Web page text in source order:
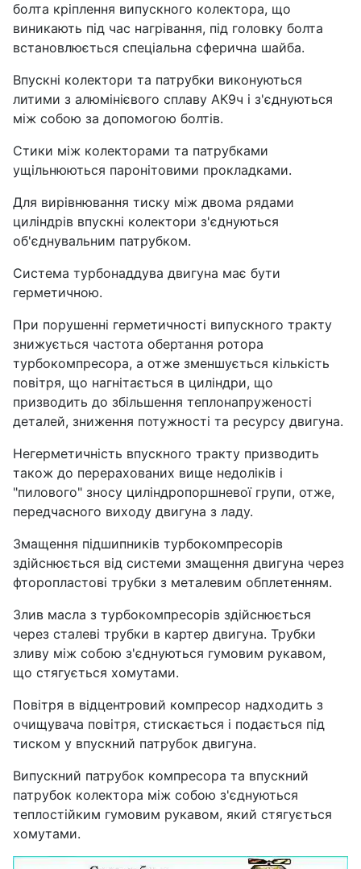
болта кріплення випускного колектора, що
виникають під час нагрівання, під головку болта
встановлюється спеціальна сферична шайба.
Впускні колектори та патрубки виконуються
литими з алюмінієвого сплаву АК9ч і з'єднуються
між собою за допомогою болтів.
Стики між колекторами та патрубками
ущільнюються паронітовими прокладками.
Для вирівнювання тиску між двома рядами
циліндрів впускні колектори з'єднуються
об'єднувальним патрубком.
Система турбонаддува двигуна має бути
герметичною.
При порушенні герметичності випускного тракту
знижується частота обертання ротора
турбокомпресора, а отже зменшується кількість
повітря, що нагнітається в циліндри, що
призводить до збільшення теплонапруженості
деталей, зниження потужності та ресурсу двигуна.
Негерметичність впускного тракту призводить
також до перерахованих вище недоліків і
"пилового" зносу циліндропоршневої групи, отже,
передчасного виходу двигуна з ладу.
Змащення підшипників турбокомпресорів
здійснюється від системи змащення двигуна через
фторопластові трубки з металевим обплетенням.
Злив масла з турбокомпресорів здійснюється
через сталеві трубки в картер двигуна. Трубки
зливу між собою з'єднуються гумовим рукавом,
що стягується хомутами.
Повітря в відцентровий компресор надходить з
очищувача повітря, стискається і подається під
тиском у впускний патрубок двигуна.
Випускний патрубок компресора та впускний
патрубок колектора між собою з'єднуються
теплостійким гумовим рукавом, який стягується
хомутами.